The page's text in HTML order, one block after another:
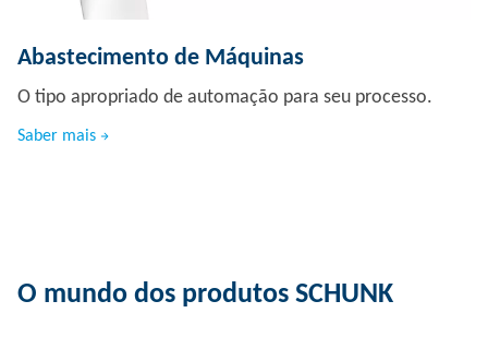
Abastecimento de Máquinas
O tipo apropriado de automação para seu processo.
Saber mais
O mundo dos produtos SCHUNK